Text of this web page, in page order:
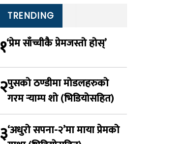
TRENDING
१‘प्रेम साँच्चीकै प्रेमजस्तो होस्’
२पुसको ठण्डीमा मोडलहरुको
गरम र्‍याम्प शो (भिडियोसहित)
३‘अधुरो सपना-२’मा माया प्रेमको